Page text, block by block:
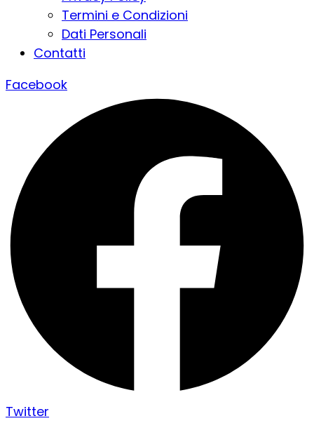
Termini e Condizioni
Dati Personali
Contatti
Facebook
Twitter